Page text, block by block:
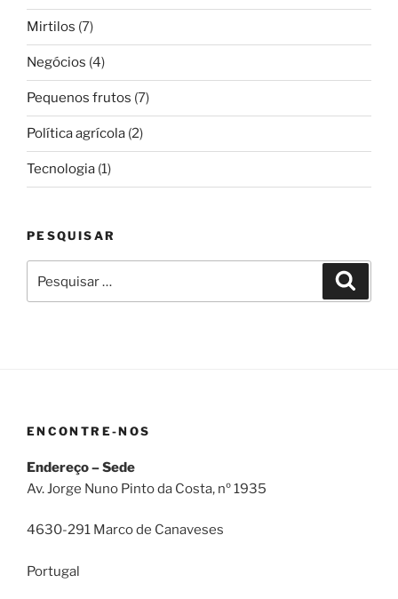
Mirtilos (7)
Negócios (4)
Pequenos frutos (7)
Política agrícola (2)
Tecnologia (1)
PESQUISAR
por:
ENCONTRE-NOS
Endereço – Sede
Av. Jorge Nuno Pinto da Costa, nº 1935
4630-291 Marco de Canaveses
Portugal